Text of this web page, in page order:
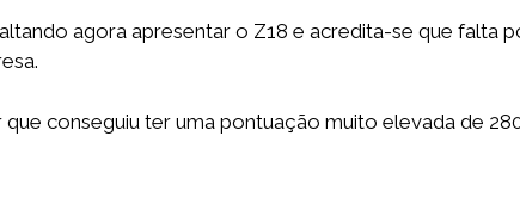
agora apresentar o Z18 e acredita-se que falta
conseguiu ter uma pontuação muito elevada de